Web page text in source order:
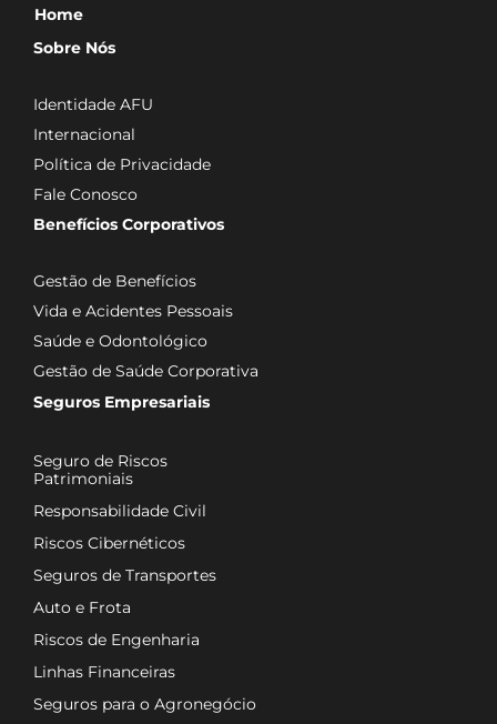
Home
Sobre Nós
Identidade AFU
Internacional
Política de Privacidade
Fale Conosco
Benefícios Corporativos
Gestão de Benefícios
Vida e Acidentes Pessoais
Saúde e Odontológico
Gestão de Saúde Corporativa
Seguros Empresariais
Seguro de Riscos
Patrimoniais
Responsabilidade Civil
Riscos Cibernéticos
Seguros de Transportes
Auto e Frota
Riscos de Engenharia
Linhas Financeiras
Seguros para o Agronegócio